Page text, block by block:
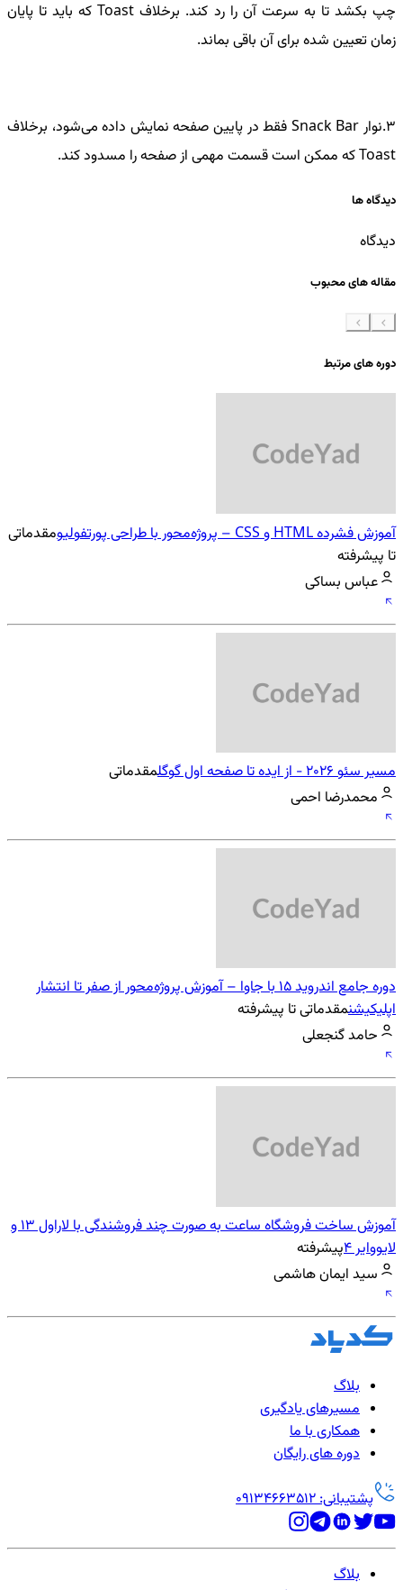
چپ بکشد تا به سرعت آن را رد کند. برخلاف Toast که باید تا پایان
زمان تعیین شده برای آن باقی بماند.
3.نوار Snack Bar فقط در پایین صفحه نمایش داده می‌شود، برخلاف
Toast که ممکن است قسمت مهمی از صفحه را مسدود کند.
دیدگاه ها
دیدگاه
مقاله های محبوب
دوره های مرتبط
آموزش فشرده HTML و CSS – پروژه‌محور با طراحی پورتفولیو
مقدماتی
تا پیشرفته
عباس بساکی
مسیر سئو 2026 - از ایده تا صفحه اول گوگل
مقدماتی
محمدرضا احمی
دوره جامع اندروید 15 با جاوا – آموزش پروژه‌محور از صفر تا انتشار
اپلیکیشنمقدماتی تا پیشرفته
حامد گنجعلی
آموزش ساخت فروشگاه ساعت به صورت چند فروشندگی با لاراول 13 و
لایووایر 4 پیشرفته
سید ایمان هاشمی
بلاگ
مسیرهای یادگیری
همکاری با ما
دوره های رایگان
پشتیبانی: 09134663512
بلاگ